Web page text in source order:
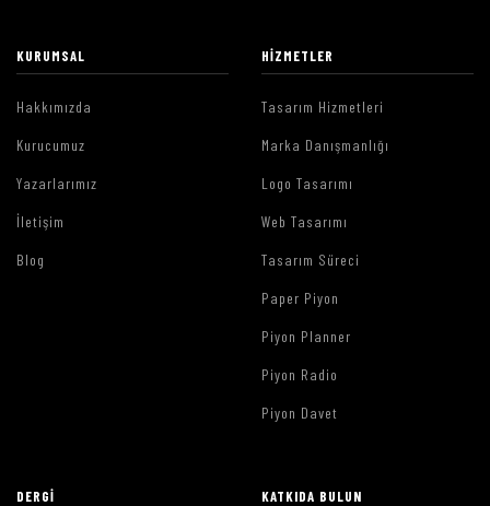
KURUMSAL
Hakkımızda
Kurucumuz
Yazarlarımız
İletişim
Blog
HIZMETLER
Tasarım Hizmetleri
Marka Danışmanlığı
Logo Tasarımı
Web Tasarımı
Tasarım Süreci
Paper Piyon
Piyon Planner
Piyon Radio
Piyon Davet
DERGI KATKIDA BULUN